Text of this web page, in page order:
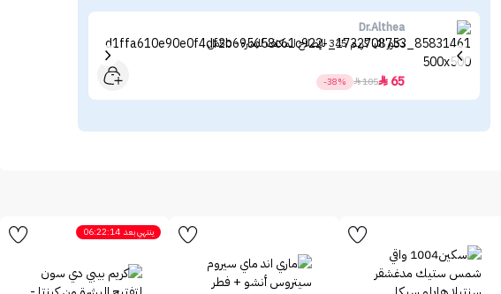
Dr.Althea
دكتور الثيا كريم 345 للإصلاح المكثف للبشرة - 50مل
65

105

-38%
ينتهي بعد 06:22:14